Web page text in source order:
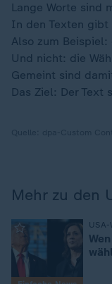
Lange Worte sind
In den Texten gibt
Also zum Beispiel:
Und nicht: die
Gemeint sind
Das Ziel: Der Text
Mehr zu den